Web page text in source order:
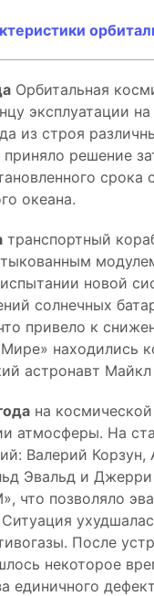
Орбитальная
эксплуатации
из строя
приняло решение
океана.
транспортный
новой
солнечных
привело к
находились
астронавт
на
атмосферы. На
Валерий
Эвальд и
что позволяло
Ситуация
После
некоторое
единичного